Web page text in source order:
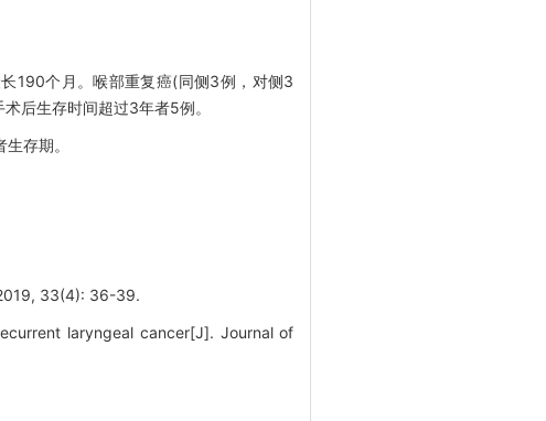
190个月。喉部重复癌(同侧3例，对侧3
后生存时间超过3年者5例。
存期。
33(4): 36-39.
laryngeal cancer[J]. Journal of